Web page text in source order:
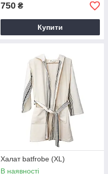
750 ₴
Купити
Халат batfrobe (XL)
В наявності